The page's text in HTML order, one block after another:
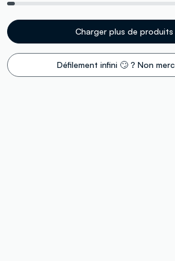
Charger plus de produits
Défilement infini 🙄 ? Non